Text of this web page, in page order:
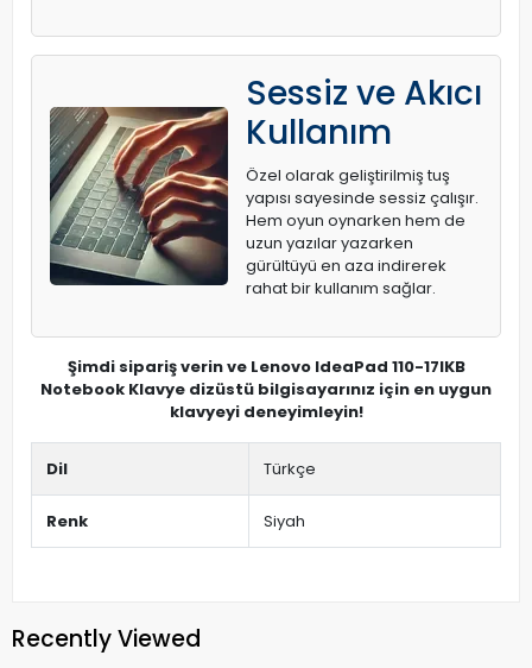
Sessiz ve Akıcı
Kullanım
Özel olarak geliştirilmiş tuş
yapısı sayesinde sessiz çalışır.
Hem oyun oynarken hem de
uzun yazılar yazarken
gürültüyü en aza indirerek
rahat bir kullanım sağlar.
Şimdi sipariş verin ve Lenovo IdeaPad 110-17IKB
Notebook Klavye dizüstü bilgisayarınız için en uygun
klavyeyi deneyimleyin!
Dil Türkçe
Renk Siyah
Recently Viewed